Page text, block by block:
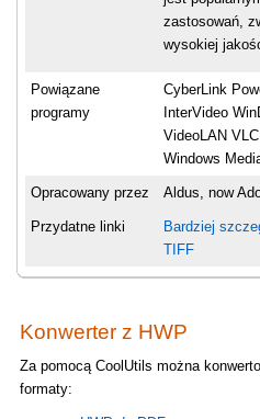
zastosowań,
wysokiej
Powiązane
programy
CyberLink
InterVideo
VideoLAN
Windows
Opracowany przez Aldus, now
Przydatne linki
Bardziej
TIFF
Konwerter z HWP
Za pomocą CoolUtils można
formaty: